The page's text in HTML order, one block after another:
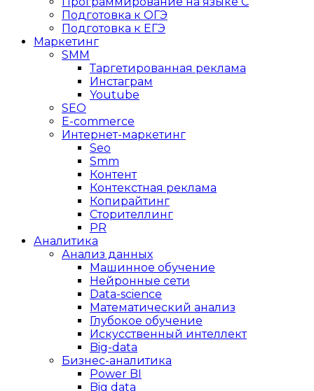
Подготовка к ОГЭ
Подготовка к ЕГЭ
Маркетинг
SMM
Таргетированная реклама
Инстаграм
Youtube
SEO
E-сommerce
Интернет-маркетинг
Seo
Smm
Контент
Контекстная реклама
Копирайтинг
Сторителлинг
PR
Аналитика
Анализ данных
Машинное обучение
Нейронные сети
Data-science
Математический анализ
Глубокое обучение
Искусственный интеллект
Big-data
Бизнес-аналитика
Power BI
Big data